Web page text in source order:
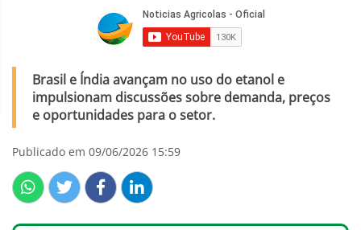
Brasil e Índia avançam no uso do etanol e
impulsionam discussões sobre demanda, preços
e oportunidades para o setor.
Publicado em 09/06/2026 15:59